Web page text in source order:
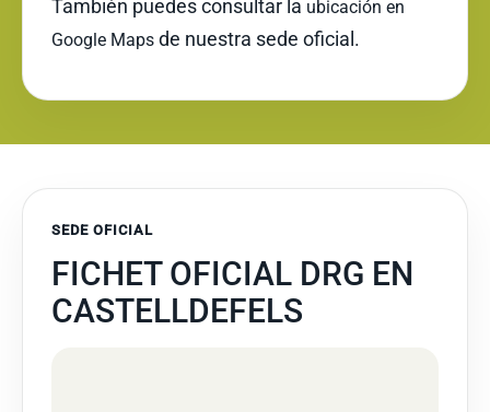
También puedes consultar la ubicación en
Google Maps de nuestra sede oficial.
SEDE OFICIAL
FICHET OFICIAL DRG EN
CASTELLDEFELS